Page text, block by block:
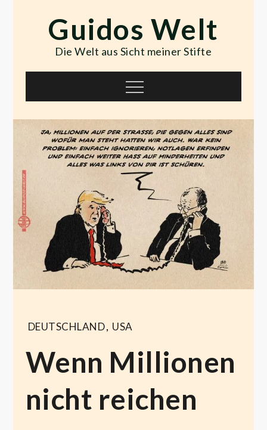
contentGuidos Welt
Die Welt aus Sicht meiner Stifte
Menu
DEUTSCHLAND, USA
Wenn Millionen
nicht reichen